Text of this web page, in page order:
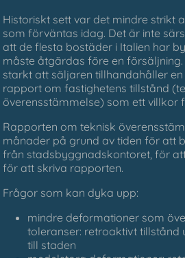
Historiskt sett var det mindre strikt
som förväntas idag. Det är inte
att de flesta bostäder i Italien har
måste åtgärdas före en
starkt att säljaren tillhandahåller
rapport om fastighetens tillstånd
överensstämmelse) som ett villkor
Rapporten om teknisk
månader på grund av tiden för att
från stadsbyggnadskontoret, för
för att skriva rapporten.
Frågor som kan dyka upp:
mindre deformationer som
toleranser: retroaktivt
till staden